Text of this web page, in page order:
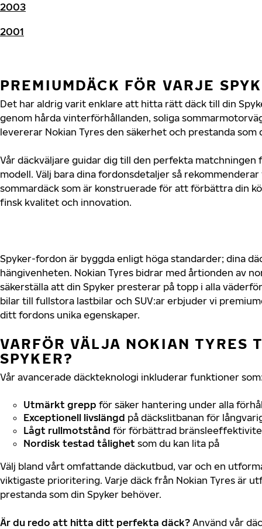
2003
2001
PREMIUMDÄCK FÖR VARJE
Det har aldrig varit enklare att hitta rätt däck till din
genom hårda vinterförhållanden, soliga
levererar Nokian Tyres den säkerhet och prestanda som
Vår däckväljare guidar dig till den perfekta matchningen
modell. Välj bara dina fordonsdetaljer så
sommardäck som är konstruerade för att förbättra din
finsk kvalitet och innovation.
Spyker-fordon är byggda enligt höga standarder; dina
hängivenheten. Nokian Tyres bidrar med årtionden av
säkerställa att din Spyker presterar på topp i alla
bilar till fullstora lastbilar och SUV:ar erbjuder vi
ditt fordons unika egenskaper.
VARFÖR VÄLJA NOKIAN TYRES
SPYKER?
Vår avancerade däckteknologi inkluderar funktioner
Utmärkt grepp för säker hantering under alla
Exceptionell livslängd på däckslitbanan för
Lågt rullmotstånd för förbättrad
Nordisk testad tålighet som du kan lita på
Välj bland vårt omfattande däckutbud, var och en
viktigaste prioritering. Varje däck från Nokian Tyres är
prestanda som din Spyker behöver.
Är du redo att hitta ditt perfekta däck? Använd vår